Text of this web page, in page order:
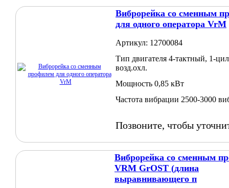
Виброрейка со сменным
для одного оператора VrM
Артикул: 12700084
Тип двигателя 4-тактный, 1-
возд.охл.
Мощность 0,85 кВт
Частота вибрации 2500-3000
Позвоните, чтобы
Виброрейка со сменным
VRM GrOST (длина
выравнивающего п